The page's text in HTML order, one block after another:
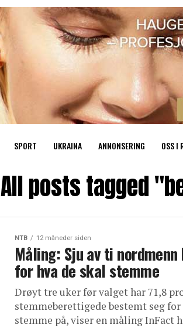
SPORT UKRAINA ANNONSERING OSS I
All posts tagged
NTB 12 måneder siden
Måling: Sju av ti
for hva de skal stemme
Drøyt tre uker før valget har 71,8
stemmeberettigede bestemt seg for
stemme på, viser en måling InFact